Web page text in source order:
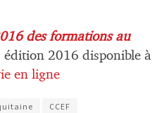
des formations au
édition 2016 disponible à
en ligne
CCEF